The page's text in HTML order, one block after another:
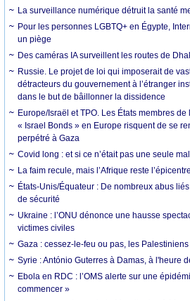
La surveillance numérique détruit la santé
Pour les personnes LGBTQ+ en Égypte,
un piège
Des caméras IA surveillent les routes de
Russie. Le projet de loi qui imposerait de
détracteurs du gouvernement à l’étranger
dans le but de bâillonner la dissidence
Europe/Israël et TPO. Les États membres de
« Israel Bonds » en Europe risquent de se
perpétré à Gaza
Covid long : et si ce n’était pas une seule
La faim recule, mais l’Afrique reste
États-Unis/Équateur : De nombreux abus
de sécurité
Ukraine : l’ONU dénonce une hausse
victimes civiles
Gaza : cessez-le-feu ou pas, les
Syrie : António Guterres à Damas, à l'heure
Ebola en RDC : l’OMS alerte sur une
commencer »